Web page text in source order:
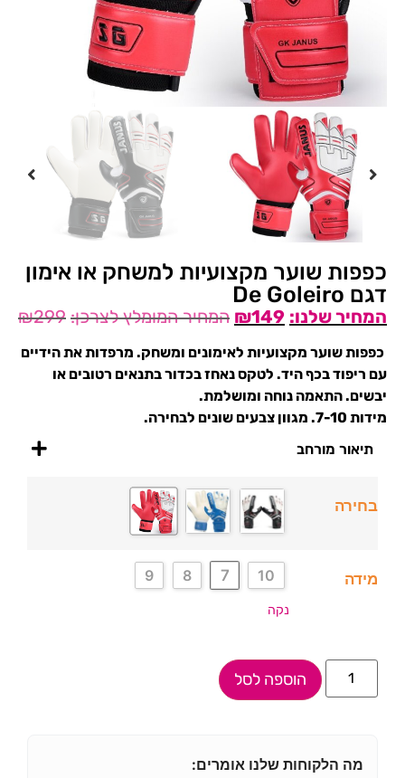
כפפות שוער מקצועיות למשחק או אימון
דגם De Goleiro
₪299 ₪149
כפפות שוער מקצועיות לאימונים ומשחק. מרפדות את הידיים
עם ריפוד בכף היד. לטקס נאחז בכדור בתנאים רטובים או
יבשים. התאמה נוחה ומושלמת.
מידות 7-10. מגוון צבעים שונים לבחירה.
תיאור מורחב
בחירה
מידה 10
7
8
9
נקה
הוספה לסל
מה הלקוחות שלנו אומרים: